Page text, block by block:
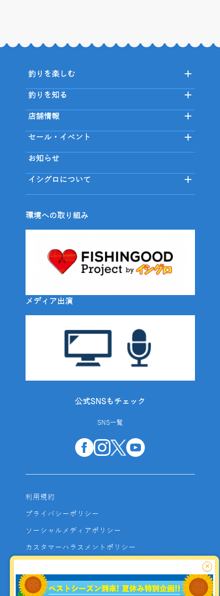
釣りを楽しむ
釣りを知る
店舗情報
セール・イベント
お知らせ
イシグロについて
環境への取り組み
メディア出演
公式SNSもチェック
SNS一覧
利用規約
プライバシーポリシー
ソーシャルメディアポリシー
カスタマーハラスメントポリシー
よくあるご質問
×